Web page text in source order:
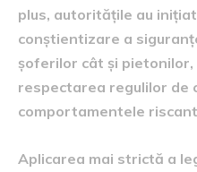
plus, autoritățile au
conștientizare a
șoferilor cât și
respectarea regulilor de
comportamentele
Aplicarea mai strictă a